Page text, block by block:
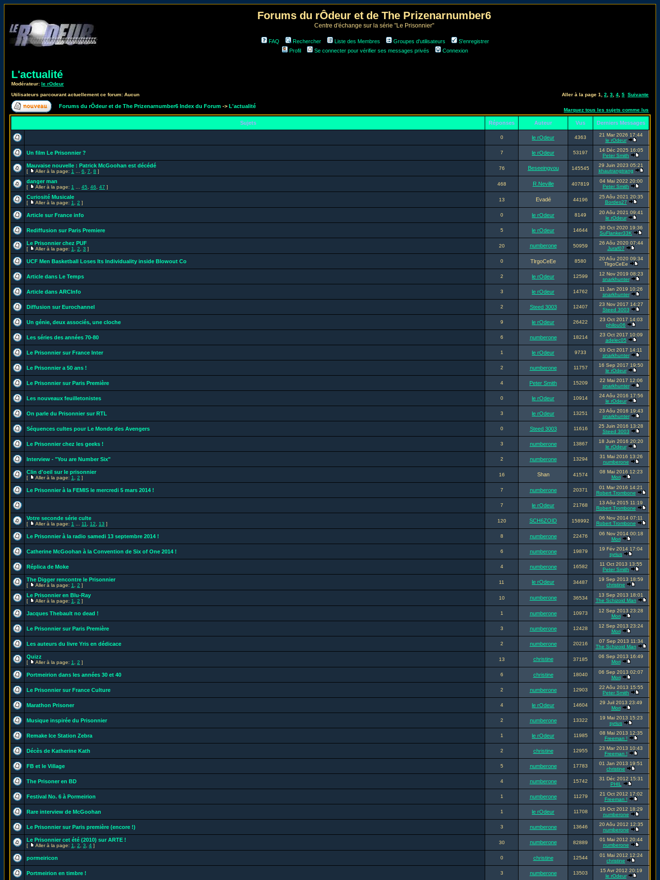
Forums du rÔdeur et de The Prizenarnumber6
Centre d'échange sur la série "Le Prisonnier"
FAQ Rechercher Liste des Membres Groupes d'utilisateurs
S'enregistrer
Profil
Se connecter pour vérifier ses messages privés Connexion
L'actualité
Modérateur: le rOdeur
Utilisateurs parcourant actuellement ce forum: Aucun
Aller à la page 1 2 3 4 5 Suivante
Forums du rÔdeur et de The Prizenarnumber6 Index du Forum -> L'actualité
Marquez tous les sujets comme lus
Sujets Réponses Auteur Vus Derniers Messages
0 le rOdeur 4363
21 Mar 2026 17:44
le rOdeur
Un film Le Prisonnier ? 7 le rOdeur 53197
14 Déc 2025 16:05
Peter Smith
Mauvaise nouvelle : Patrick McGoohan est décédé
[ Aller à la page: 1 6 7 8 ]
76 Beseeingyou 145545
29 Juin 2023 05:21
khautrangtrang
danger man
[ Aller à la page: 1 45 46 47 ]
468 R.Neville 407819
04 Mai 2022 20:00
Peter Smith
Curiosité Musicale
[ Aller à la page: 1 2 ]
13 Evadé 44196
25 Aôu 2021 20:35
Bordes27
Article sur France info 0 le rOdeur 8149
20 Aôu 2021 09:41
le rOdeur
Rediffusion sur Paris Premiere 5 le rOdeur 14644
30 Oct 2020 19:36
SuFlanker33K
Le Prisonnier chez PUF
[ Aller à la page: 1 2 3 ]
20 numberone 50959
26 Aôu 2020 07:44
Juraf07
UCF Men Basketball Loses Its Individuality inside Blowout Co 0 TlrgoCeEe 8580
20 Aôu 2020 09:34
TlrgoCeEe
Article dans Le Temps 2 le rOdeur 12599
12 Nov 2019 08:23
snarkhunter
Article dans ARCInfo 3 le rOdeur 14762
11 Jan 2019 10:26
snarkhunter
Diffusion sur Eurochannel 2 Steed 3003 12407
23 Nov 2017 14:27
Steed 3003
Un génie, deux associés, une cloche 9 le rOdeur 26422
23 Oct 2017 14:03
philou06
Les séries des années 70-80 6 numberone 18214
23 Oct 2017 10:09
adelec05
Le Prisonnier sur France Inter 1 le rOdeur 9733
03 Oct 2017 14:11
snarkhunter
Le Prisonnier a 50 ans ! 2 numberone 11757
16 Sep 2017 19:50
le rOdeur
Le Prisonnier sur Paris Première 4 Peter Smith 15209
22 Mai 2017 12:06
snarkhunter
Les nouveaux feuilletonistes 0 le rOdeur 10914
24 Aôu 2016 17:56
le rOdeur
On parle du Prisonnier sur RTL 3 le rOdeur 13251
23 Aôu 2016 19:43
snarkhunter
Séquences cultes pour Le Monde des Avengers 0 Steed 3003 11616
25 Juin 2016 13:28
Steed 3003
Le Prisonnier chez les geeks ! 3 numberone 13867
18 Juin 2016 20:20
le rOdeur
Interview - "You are Number Six" 2 numberone 13294
31 Mai 2016 13:26
numberone
Clin d'oeil sur le prisonnier
[ Aller à la page: 1 2 ]
16 Shan 41574
08 Mai 2016 12:23
Mori
Le Prisonnier à la FEMIS le mercredi 5 mars 2014 ! 7 numberone 20371
01 Mar 2016 14:21
Robert Trombone
7 le rOdeur 21768
13 Aôu 2015 11:19
Robert Trombone
Votre seconde série culte
[ Aller à la page: 1 11 12 13 ]
120 SCH6ZOID 158992
06 Nov 2014 07:11
Robert Trombone
Le Prisonnier à la radio samedi 13 septembre 2014 ! 8 numberone 22476
06 Nov 2014 00:18
Mori
Catherine McGoohan à la Convention de Six of One 2014 ! 6 numberone 19879
19 Fév 2014 17:04
syrius
Réplica de Moke 4 numberone 16582
11 Oct 2013 13:55
Peter Smith
The Digger rencontre le Prisonnier
[ Aller à la page: 1 2 ]
11 le rOdeur 34487
19 Sep 2013 18:59
christine
Le Prisonnier en Blu-Ray
[ Aller à la page: 1 2 ]
10 numberone 36534
13 Sep 2013 18:01
The Schizoid Man
Jacques Thebault no dead ! 1 numberone 10973
12 Sep 2013 23:28
Mori
Le Prisonnier sur Paris Première 3 numberone 12428
12 Sep 2013 23:24
Mori
Les auteurs du livre Yris en dédicace 2 numberone 20216
07 Sep 2013 11:34
The Schizoid Man
Quizz
[ Aller à la page: 1 2 ]
13 christine 37185
06 Sep 2013 16:49
Mori
Portmeirion dans les années 30 et 40 6 christine 18040
06 Sep 2013 02:07
Mori
Le Prisonnier sur France Culture 2 numberone 12903
22 Aôu 2013 15:55
Peter Smith
Marathon Prisoner 4 le rOdeur 14604
29 Juil 2013 23:49
Mori
Musique inspirée du Prisonnier 2 numberone 13322
19 Mai 2013 15:23
syrius
Remake Ice Station Zebra 1 le rOdeur 11985
08 Mai 2013 12:35
Freeman !
Décès de Katherine Kath 2 christine 12955
23 Mar 2013 10:43
Freeman !
FB et le Village 5 numberone 17783
01 Jan 2013 19:51
christine
The Prisoner en BD 4 numberone 15742
31 Déc 2012 15:31
PHIL
Festival No. 6 à Pormeirion 1 numberone 11279
21 Oct 2012 17:02
Freeman !
Rare interview de McGoohan 1 le rOdeur 11708
19 Oct 2012 18:29
numberone
Le Prisonnier sur Paris première (encore !) 3 numberone 13646
20 Aôu 2012 12:35
numberone
Le Prisonnier cet été (2010) sur ARTE !
[ Aller à la page: 1 2 3 4 ]
30 numberone 82889
01 Mai 2012 20:44
numberone
pormeiricon 0 christine 12544
01 Mai 2012 12:24
christine
Portmeirion en timbre ! 3 numberone 13503
15 Avr 2012 20:19
le rOdeur